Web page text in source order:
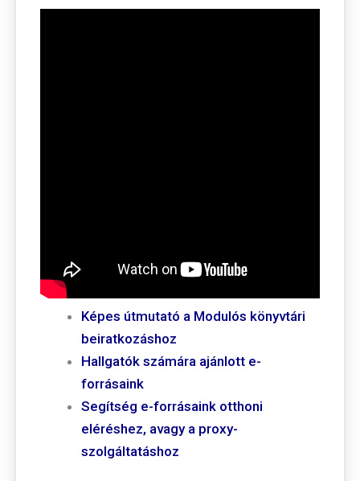
Képes útmutató a Modulós könyvtári
beiratkozáshoz
Hallgatók számára ajánlott e-
forrásaink
Segítség e-forrásaink otthoni
eléréshez, avagy a proxy-
szolgáltatáshoz